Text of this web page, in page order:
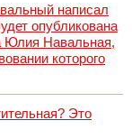
написал
опубликована
Юлия Навальная,
которого
Это